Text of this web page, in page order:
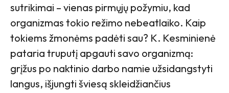
sutrikimai – vienas pirmųjų požymiu, kad
organizmas tokio režimo nebeatlaiko. Kaip
tokiems žmonėms padėti sau? K. Kesminienė
pataria truputį apgauti savo organizmą:
grįžus po naktinio darbo namie užsidangstyti
langus, išjungti šviesą skleidžiančius